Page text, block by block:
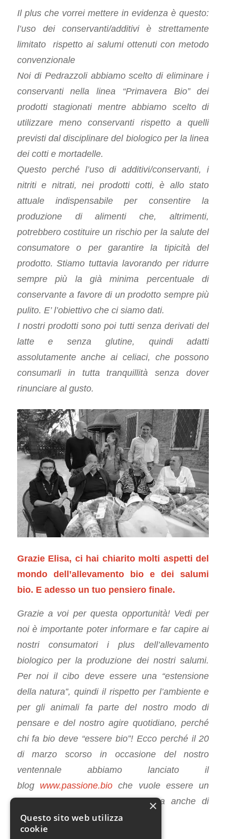
Il plus che vorrei mettere in evidenza è questo:
l’uso dei conservanti/additivi è strettamente
limitato rispetto ai salumi ottenuti con metodo
convenzionale
Noi di Pedrazzoli abbiamo scelto di eliminare i
conservanti nella linea “Primavera Bio” dei
prodotti stagionati mentre abbiamo scelto di
utilizzare meno conservanti rispetto a quelli
previsti dal disciplinare del biologico per la linea
dei cotti e mortadelle.
Questo perché l’uso di additivi/conservanti, i
nitriti e nitrati, nei prodotti cotti, è allo stato
attuale indispensabile per consentire la
produzione di alimenti che, altrimenti,
potrebbero costituire un rischio per la salute del
consumatore o per garantire la tipicità del
prodotto. Stiamo tuttavia lavorando per ridurre
sempre più la già minima percentuale di
conservante a favore di un prodotto sempre più
pulito. E’ l’obiettivo che ci siamo dati.
I nostri prodotti sono poi tutti senza derivati del
latte e senza glutine, quindi adatti
assolutamente anche ai celiaci, che possono
consumarli in tutta tranquillità senza dover
rinunciare al gusto.
Grazie Elisa, ci hai chiarito molti aspetti del
mondo dell’allevamento bio e dei salumi
bio. E adesso un tuo pensiero finale.
Grazie a voi per questa opportunità! Vedi per
noi è importante poter informare e far capire ai
nostri consumatori i plus dell’allevamento
biologico per la produzione dei nostri salumi.
Per noi il cibo deve essere una “estensione
della natura”, quindi il rispetto per l’ambiente e
per gli animali fa parte del nostro modo di
pensare e del nostro agire quotidiano, perché
chi fa bio deve “essere bio”! Ecco perché il 20
di marzo scorso in occasione del nostro
ventennale abbiamo lanciato il
blog www.passione.bioche vuole essere un
canale aperto di informazione ma anche di
confronto con i nostri consumatori.
×
Questo sito web utilizza
cookie